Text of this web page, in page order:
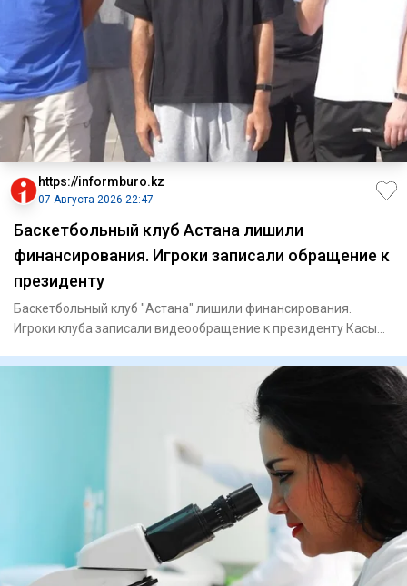
https://informburo.kz
07 Августа 2026 22:47
Баскетбольный клуб Астана лишили
финансирования. Игроки записали обращение к
президенту
Баскетбольный клуб "Астана" лишили финансирования.
Игроки клуба записали видеообращение к президенту Касым-